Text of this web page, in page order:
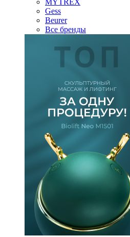
MYTREX
Gess
Beurer
Все бренды